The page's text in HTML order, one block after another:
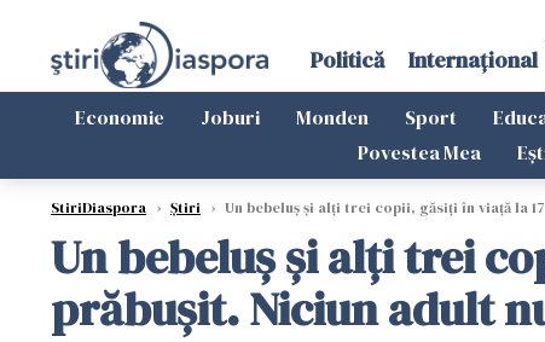
Politică Internațional
Economie Joburi Monden Sport
Povestea Mea
StiriDiaspora › Știri › Un bebeluș și alți trei copii, găsiți în viață la
Un bebeluș și alți trei
prăbușit. Niciun adult